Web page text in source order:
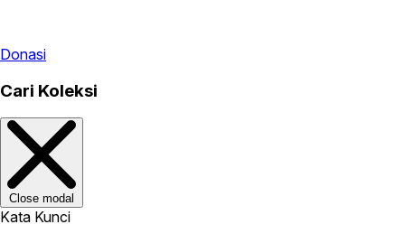
Donasi
Cari Koleksi
Close modal
Kata Kunci